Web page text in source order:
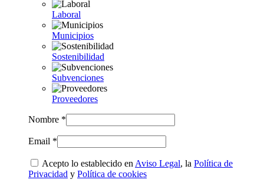
Laboral
Municipios
Sostenibilidad
Subvenciones
Proveedores
Nombre *
Email *
Acepto lo establecido en Aviso Legal, la Política de
Privacidad y Política de cookies